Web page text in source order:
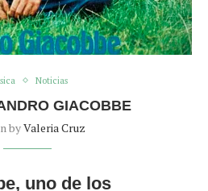
Noticias
GIACOBBE
byValeria Cruz
uno de los